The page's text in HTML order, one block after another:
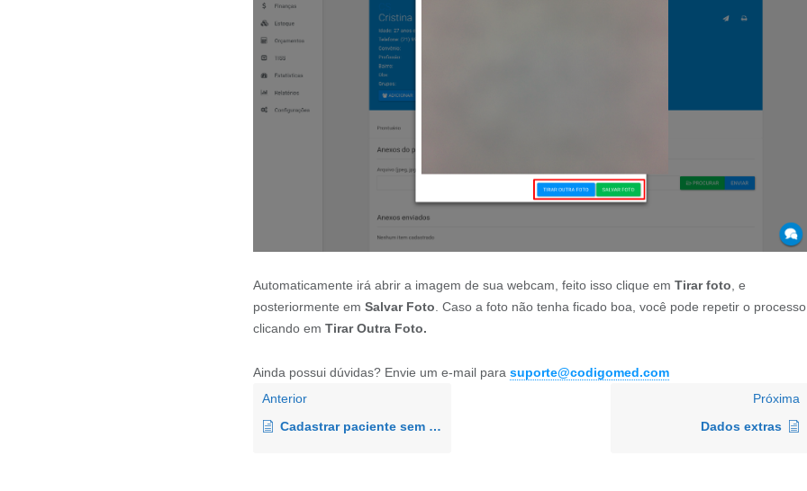
Automaticamente irá abrir a imagem de sua webcam, feito isso clique emTirar foto , e
posteriormente emSalvar Foto . Caso a foto não tenha ficado boa, você pode repetir o processo
clicando emTirar Outra Foto.
Ainda possui dúvidas? Envie um e-mail parasuporte@codigomed.com
Anterior
Cadastrar paciente sem agendar
Próxima
Dados extras